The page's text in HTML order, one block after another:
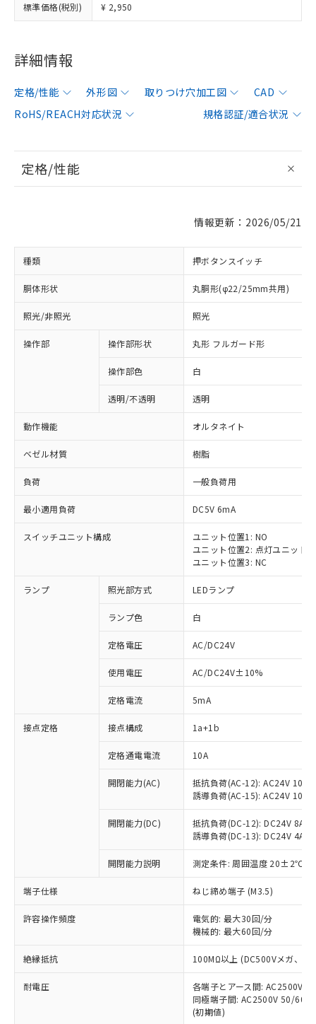
標準価格(税別) ¥ 2,950
詳細情報
定格/性能 外形図 取りつけ穴加工図
CAD
RoHS/REACH対応状況
規格認証/適合状況
定格/性能
情報更新：2026/05/21
種類 押ボタンスイッチ
胴体形状 丸胴形(φ22/25mm共用)
照光/非照光 照光
操作部 操作部形状 丸形 フルガード形
操作部色 白
透明/不透明 透明
動作機能 オルタネイト
ベゼル材質 樹脂
負荷 一般負荷用
最小適用負荷 DC5V 6mA
スイッチユニット構成
ユニット位置1: NO
ユニット位置2: 点灯ユニット
ユニット位置3: NC
ランプ 照光部方式 LEDランプ
ランプ色 白
定格電圧 AC/DC24V
使用電圧 AC/DC24V±10%
定格電流 5mA
接点定格 接点構成 1a+1b
定格通電電流 10A
開閉能力(AC)
抵抗負荷(AC-12): AC24V 10A/
誘導負荷(AC-15): AC24V
開閉能力(DC)
抵抗負荷(DC-12): DC24V 8A/
誘導負荷(DC-13): DC24V 4A/
開閉能力説明 測定条件: 周囲温度 20±2℃、
端子仕様 ねじ締め端子 (M3.5)
許容操作頻度
電気的: 最大30回/分
機械的: 最大60回/分
絶縁抵抗 100MΩ以上 (DC500Vメガ、点
耐電圧
各端子とアース間: AC2500V
同極端子間: AC2500V 50/
(初期値)
ご利用条件
ご利用ください。
本サービスは、当社制御機器事業取扱
商品の当社在庫状況および標準価格
(税抜)を提供させていただくもので
当社制御機器事業取扱商品の中には、
本サービスの対象外となる商品もある
ことをご了承ください。
在庫状況および標準価格照会結果は、
対応済み：EU RoHS指令（10物質）の
非含有に対応した製品が提供可能な商品で
対応予定：EU RoHS指令（10物質）の非含
有に対応した製品に切り替える予定のある
対応予定なし：EU RoHS指令（10物質）の
非含有に非対応の商品で、対応品を出す予
定はありません。
調査・確認中：EU RoHS指令（10物質）の
非含有の対応状況を調査中または確認中の
害物質有無と関係のない商品です。
仕入先様の事情により、非含有部品として
いたものが、含有品と判明した場合などや
むを得ず変更することがあります。
※1 中国RoHS○×表
「○」：最大均質材料含有率が中国RoHSの
基準値以下であることを示します。
「×」：最大均質材料含有率が中国RoHSの
基準値を超えていることを示します。
「－」：未確認です。当社販売部門へお問
当社は、これら貴社製品のうち、外国
為替および外国貿易法に定める商品